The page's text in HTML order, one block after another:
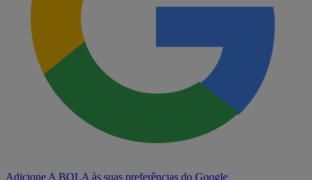
Adicione A BOLA às suas preferências do Google